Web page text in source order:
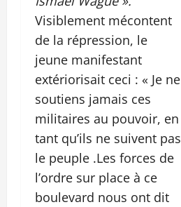
Visiblement mécontent
de la répression, le
jeune manifestant
extériorisait ceci : « Je ne
soutiens jamais ces
militaires au pouvoir, en
tant qu’ils ne suivent pas
le peuple .Les forces de
l’ordre sur place à ce
boulevard nous ont dit